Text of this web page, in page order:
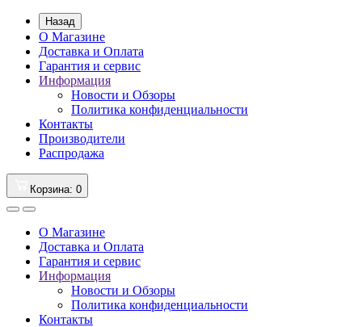
Назад
О Магазине
Доставка и Оплата
Гарантия и сервис
Информация
Новости и Обзоры
Политика конфиденциальности
Контакты
Производители
Распродажа
Корзина: 0
О Магазине
Доставка и Оплата
Гарантия и сервис
Информация
Новости и Обзоры
Политика конфиденциальности
Контакты